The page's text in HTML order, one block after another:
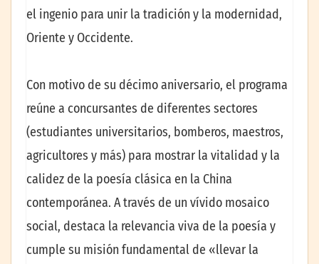
el ingenio para unir la tradición y la modernidad,
Oriente y Occidente.
Con motivo de su décimo aniversario, el programa
reúne a concursantes de diferentes sectores
(estudiantes universitarios, bomberos, maestros,
agricultores y más) para mostrar la vitalidad y la
calidez de la poesía clásica en la China
contemporánea. A través de un vívido mosaico
social, destaca la relevancia viva de la poesía y
cumple su misión fundamental de «llevar la